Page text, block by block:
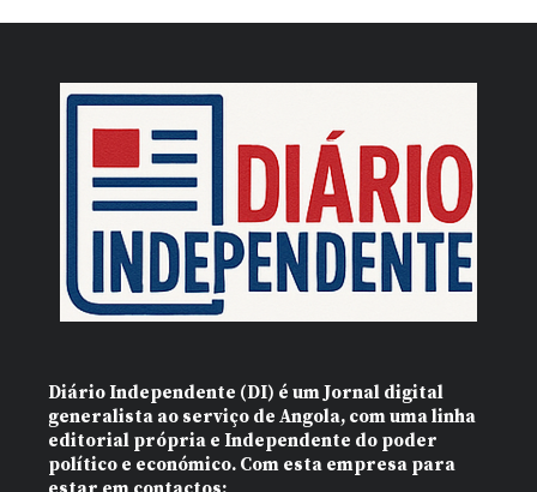
Diário Independente (DI) é um Jornal digital
generalista ao serviço de Angola, com uma linha
editorial própria e Independente do poder
político e económico. Com esta empresa para